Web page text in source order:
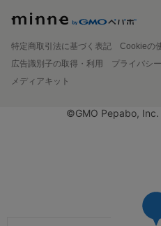
特定商取引法に基づく表記
Cookieの
広告識別子の取得・利用
プライバシ
メディアキット
©GMO Pepabo,